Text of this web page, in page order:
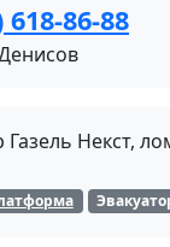
618-86-88
Газель Некст,